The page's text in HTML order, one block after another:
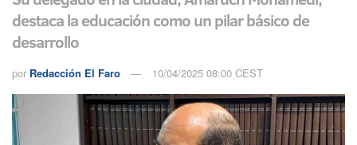
destaca la educación como un pilar básico de
desarrollo
por Redacción El Faro 10/04/2025 08:00 CEST